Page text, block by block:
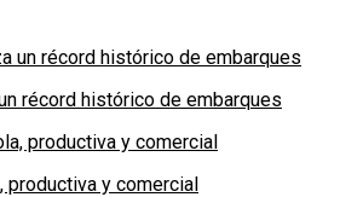
récord histórico de embarques
productiva y comercial